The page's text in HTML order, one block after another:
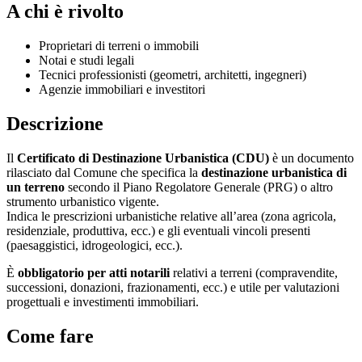
A chi è rivolto
Proprietari di terreni o immobili
Notai e studi legali
Tecnici professionisti (geometri, architetti, ingegneri)
Agenzie immobiliari e investitori
Descrizione
Il Certificato di Destinazione Urbanistica (CDU) è un documento
rilasciato dal Comune che specifica la destinazione urbanistica di
un terreno secondo il Piano Regolatore Generale (PRG) o altro
strumento urbanistico vigente.
Indica le prescrizioni urbanistiche relative all’area (zona agricola,
residenziale, produttiva, ecc.) e gli eventuali vincoli presenti
(paesaggistici, idrogeologici, ecc.).
È obbligatorio per atti notarili relativi a terreni (compravendite,
successioni, donazioni, frazionamenti, ecc.) e utile per valutazioni
progettuali e investimenti immobiliari.
Come fare